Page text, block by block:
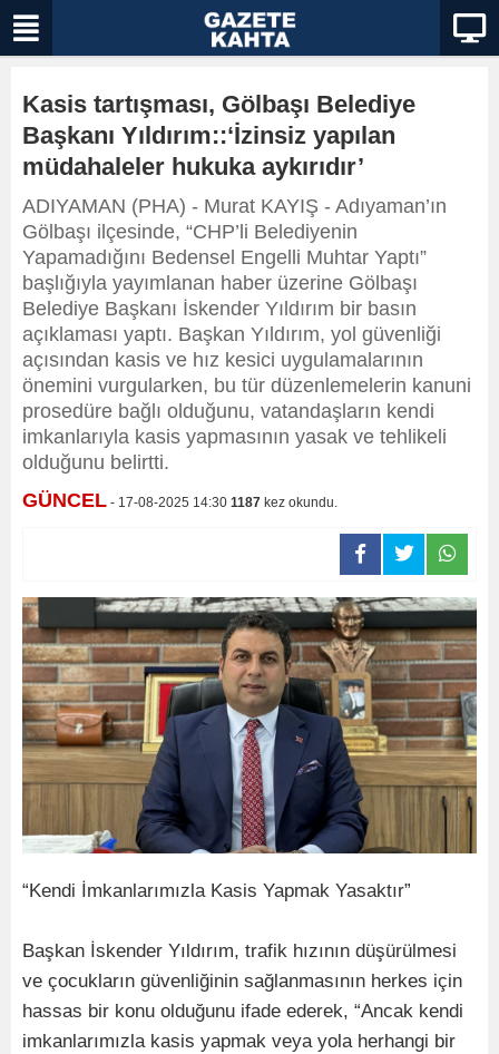
Kasis tartışması, Gölbaşı Belediye
Başkanı Yıldırım::‘İzinsiz yapılan
müdahaleler hukuka aykırıdır’
ADIYAMAN (PHA) - Murat KAYIŞ - Adıyaman’ın
Gölbaşı ilçesinde, “CHP’li Belediyenin
Yapamadığını Bedensel Engelli Muhtar Yaptı”
başlığıyla yayımlanan haber üzerine Gölbaşı
Belediye Başkanı İskender Yıldırım bir basın
açıklaması yaptı. Başkan Yıldırım, yol güvenliği
açısından kasis ve hız kesici uygulamalarının
önemini vurgularken, bu tür düzenlemelerin kanuni
prosedüre bağlı olduğunu, vatandaşların kendi
imkanlarıyla kasis yapmasının yasak ve tehlikeli
olduğunu belirtti.
GÜNCEL - 17-08-2025 14:30 1187 kez okundu.
“Kendi İmkanlarımızla Kasis Yapmak Yasaktır”
Başkan İskender Yıldırım, trafik hızının düşürülmesi
ve çocukların güvenliğinin sağlanmasının herkes için
hassas bir konu olduğunu ifade ederek, “Ancak kendi
imkanlarımızla kasis yapmak veya yola herhangi bir